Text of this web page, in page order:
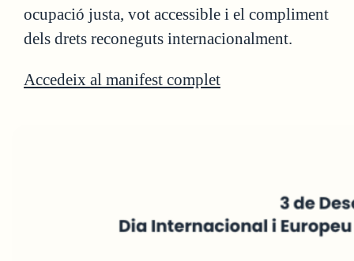
ocupació justa, vot accessible i el compliment
dels drets reconeguts internacionalment.
Accedeix al manifest complet